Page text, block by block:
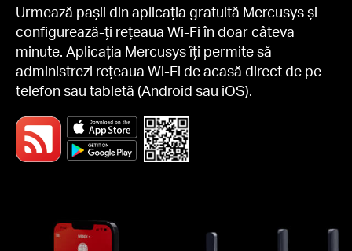
Urmează pașii din aplicația gratuită Mercusys și
configurează-ți rețeaua Wi-Fi în doar câteva
minute. Aplicația Mercusys îți permite să
administrezi rețeaua Wi-Fi de acasă direct de pe
telefon sau tabletă (Android sau iOS).